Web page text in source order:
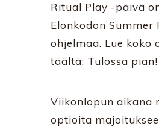
Ritual Play -päivä
Elonkodon Summer
ohjelmaa. Lue koko
täältä: Tulossa pian!
Viikonlopun aikana
optioita